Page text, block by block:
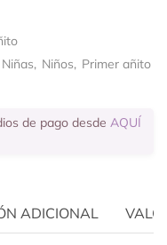
Niñas, Niños, Primer añito
de pago desde AQUÍ
ADICIONAL